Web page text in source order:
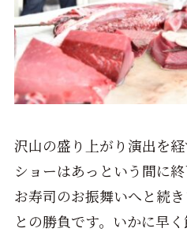
沢山の盛り上がり演出を
ショーはあっという間に
お寿司のお振舞いへと続
との勝負です。いかに早